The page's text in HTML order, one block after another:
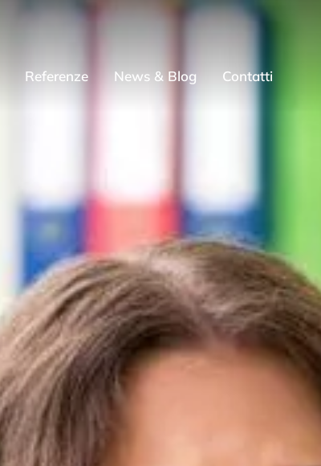
Referenze News & Blog Contatti